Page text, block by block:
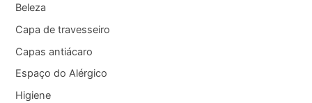
Beleza
Capa de travesseiro
Capas antiácaro
Espaço do Alérgico
Higiene